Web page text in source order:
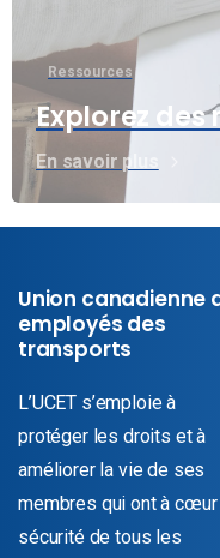
Ressources
Explorez des
En savoir plus
Union canadienne
employés des
transports
L’UCET s’emploie à
protéger les droits et à
améliorer la vie de ses
membres qui ont à cœur
sécurité de tous les